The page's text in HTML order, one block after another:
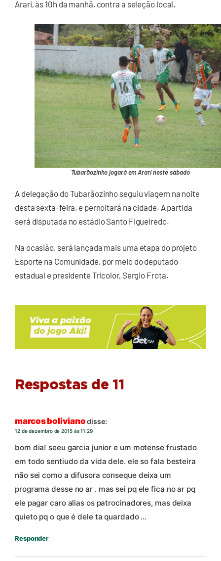
Arari, às 10h da manhã, contra a seleção local.
Tubarãozinho jogará em Arari neste sábado
A delegação do Tubarãozinho seguiu viagem na noite
desta sexta-feira, e pernoitará na cidade. A partida
será disputada no estádio Santo Figueiredo.
Na ocasião, será lançada mais uma etapa do projeto
Esporte na Comunidade, por meio do deputado
estadual e presidente Tricolor, Sergio Frota.
Respostas de 11
marcos bolivianodisse:
12 de dezembro de 2015 às 11:29
bom dia! seeu garcia junior e um motense frustado
em todo sentiudo da vida dele. ele so fala besteira
não sei como a difusora conseque deixa um
programa desse no ar . mas sei pq ele fica no ar pq
ele pagar caro alias os patrocinadores, mas deixa
quieto pq o que é dele ta quardado …
Responder